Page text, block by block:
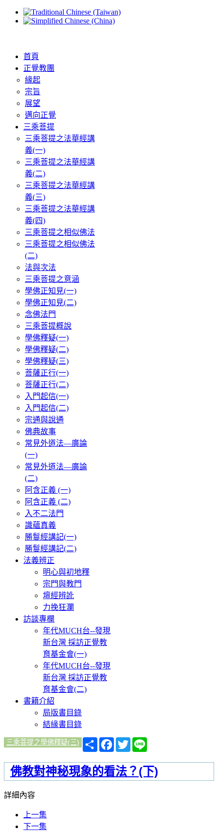
首頁
正覺教團
緣起
宗旨
展望
邁向正覺
三乘菩提
三乘菩提之法華經講
義(一)
三乘菩提之法華經講
義(二)
三乘菩提之法華經講
義(三)
三乘菩提之法華經講
義(四)
三乘菩提之相似佛法
三乘菩提之相似佛法
(二)
法與次法
三乘菩提之意涵
學佛正知見(一)
學佛正知見(二)
念佛法門
三乘菩提概說
學佛釋疑(一)
學佛釋疑(二)
學佛釋疑(三)
菩薩正行(一)
菩薩正行(二)
入門起信(一)
入門起信(二)
宗通與說通
佛典故事
常見外道法—廣論
(一)
常見外道法—廣論
(二)
阿含正義 (一)
阿含正義 (二)
入不二法門
識蘊真義
勝鬘經講記(一)
勝鬘經講記(二)
法義辨正
明心與初地釋
宗門與教門
壇經辨訛
力挽狂瀾
訪談專欄
年代MUCH台--發現
新台灣 採訪正覺教
育基金會(一)
年代MUCH台--發現
新台灣 採訪正覺教
育基金會(二)
書籍介紹
局版書目錄
結緣書目錄
三乘菩提之學佛釋疑(三)
分
享
Facebook
Twitter
佛教對神秘現象的看法？(下)
詳細內容
上一集
下一集